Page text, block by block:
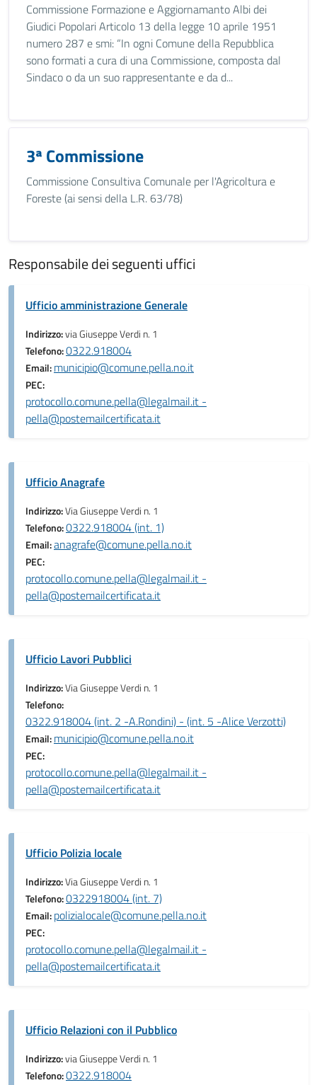
Commissione Formazione e Aggiornamanto Albi dei
Giudici Popolari Articolo 13 della legge 10 aprile 1951
numero 287 e smi: “In ogni Comune della Repubblica
sono formati a cura di una Commissione, composta dal
Sindaco o da un suo rappresentante e da d...
3ª Commissione
Commissione Consultiva Comunale per l'Agricoltura e
Foreste (ai sensi della L.R. 63/78)
Responsabile dei seguenti uffici
Ufficio amministrazione Generale
Indirizzo:via Giuseppe Verdi n. 1
Telefono:0322.918004
Email:municipio@comune.pella.no.it
PEC:
protocollo.comune.pella@legalmail.it -
pella@postemailcertificata.it
Ufficio Anagrafe
Indirizzo:Via Giuseppe Verdi n. 1
Telefono:0322.918004 (int. 1)
Email:anagrafe@comune.pella.no.it
PEC:
protocollo.comune.pella@legalmail.it -
pella@postemailcertificata.it
Ufficio Lavori Pubblici
Indirizzo:Via Giuseppe Verdi n. 1
Telefono:
0322.918004 (int. 2 -A.Rondini) - (int. 5 -Alice Verzotti)
Email:municipio@comune.pella.no.it
PEC:
protocollo.comune.pella@legalmail.it -
pella@postemailcertificata.it
Ufficio Polizia locale
Indirizzo:Via Giuseppe Verdi n. 1
Telefono:0322918004 (int. 7)
Email:polizialocale@comune.pella.no.it
PEC:
protocollo.comune.pella@legalmail.it -
pella@postemailcertificata.it
Ufficio Relazioni con il Pubblico
Indirizzo:via Giuseppe Verdi n. 1
Telefono:0322.918004